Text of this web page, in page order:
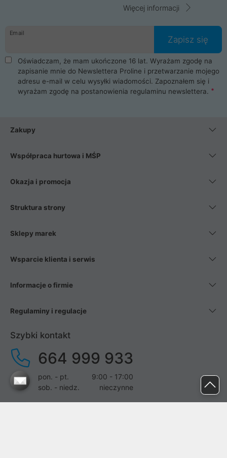
Więcej informacji
Email
Zapisz się
Oświadczam, że mam ukończone 16 lat. Wyrażam zgodę na
zapisanie mnie do Newslettera Proline i przetwarzanie mojego
adresu e-mail w celu wysyłki wiadomości. Zapoznałem się i
wyrażam zgodę na postanowienia regulaminu newslettera.
Zakupy
Współpraca hurtowa i MŚP
Okazja i promocja
Struktura strony
Sklepy marek
Wsparcie klienta i serwis
Informacje o firmie
Regulaminy i regulacje
Szybki kontakt
664 999 933
pon. - pt.
9:00 - 17:00
sob. - niedz.
nieczynne